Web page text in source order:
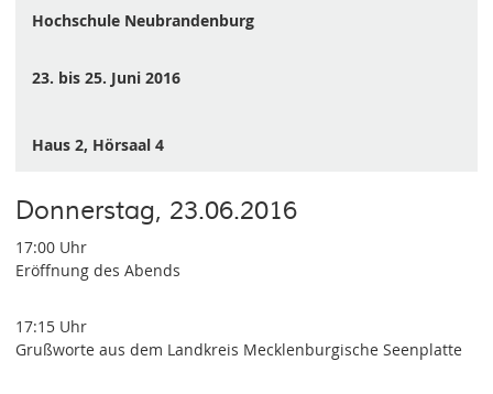
Hochschule Neubrandenburg
23. bis 25. Juni 2016
Haus 2, Hörsaal 4
Donnerstag, 23.06.2016
17:00 Uhr
Eröffnung des Abends
17:15 Uhr
Grußworte aus dem Landkreis Mecklenburgische Seenplatte